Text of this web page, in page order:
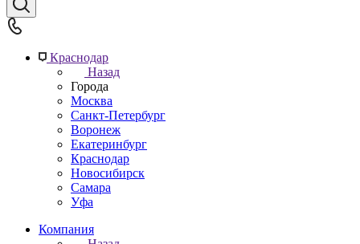
Краснодар
Назад
Города
Москва
Санкт-Петербург
Воронеж
Екатеринбург
Краснодар
Новосибирск
Самара
Уфа
Компания